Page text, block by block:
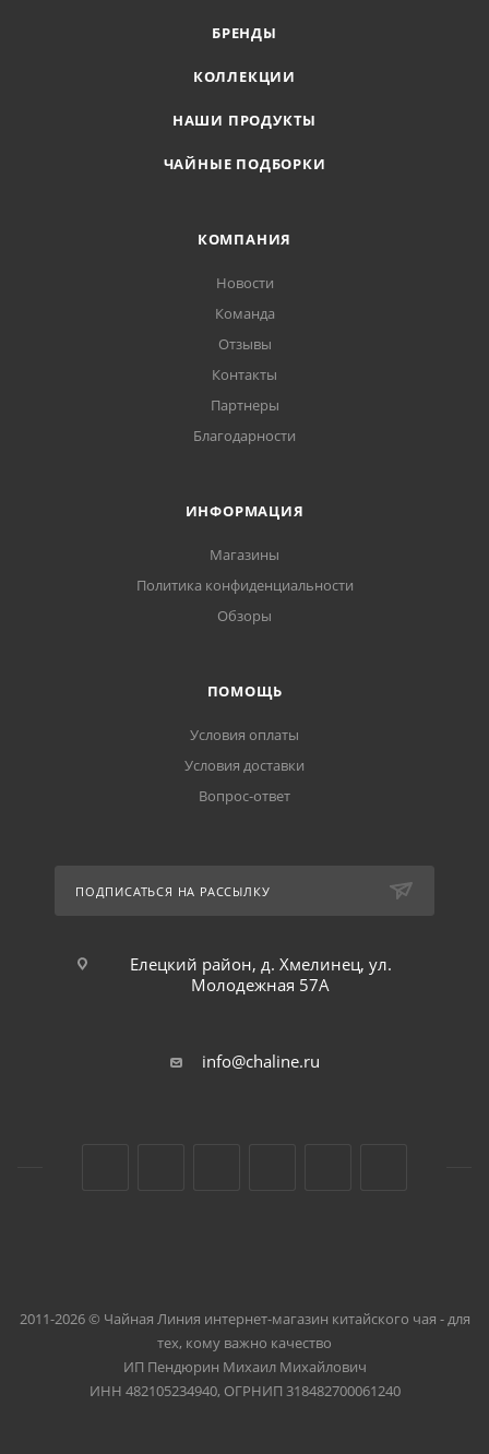
БРЕНДЫ
КОЛЛЕКЦИИ
НАШИ ПРОДУКТЫ
ЧАЙНЫЕ ПОДБОРКИ
КОМПАНИЯ
Новости
Команда
Отзывы
Контакты
Партнеры
Благодарности
ИНФОРМАЦИЯ
Магазины
Политика конфиденциальности
Обзоры
ПОМОЩЬ
Условия оплаты
Условия доставки
Вопрос-ответ
ПОДПИСАТЬСЯ НА РАССЫЛКУ
Елецкий район, д. Хмелинец, ул.
Молодежная 57А
info@chaline.ru
2011-2026 © Чайная Линия интернет-магазин китайского чая - для
тех, кому важно качество
ИП Пендюрин Михаил Михайлович
ИНН 482105234940, ОГРНИП 318482700061240